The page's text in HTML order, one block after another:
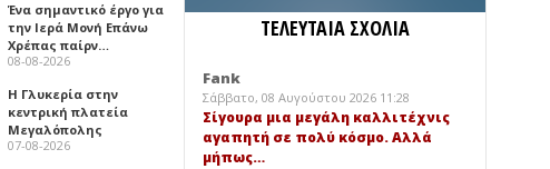
Ένα σημαντικό έργο για
την Ιερά Μονή Επάνω
Χρέπας παίρν…
08-08-2026
Η Γλυκερία στην
κεντρική πλατεία
Μεγαλόπολης
07-08-2026
ΤΕΛΕΥΤΑΙΑ ΣΧΟΛΙΑ
Fank
Σάββατο, 08 Αυγούστου 2026 11:28
Σίγουρα μια μεγάλη καλλιτέχνις
αγαπητή σε πολύ κόσμο. Αλλά
μήπως…